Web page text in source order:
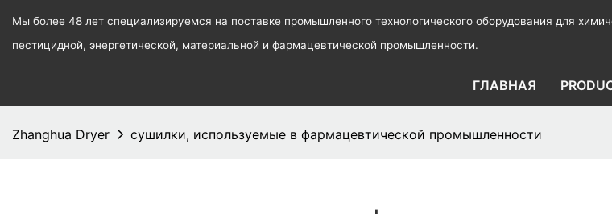
Мы более 48 лет специализируемся на поставке промышленного технологического оборудования для
пестицидной, энергетической, материальной и фармацевтической промышленности.
ГЛАВНАЯ
Zhanghua Dryer сушилки, используемые в фармацевтической промышленности